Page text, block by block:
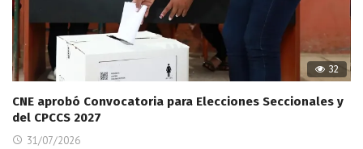
32
CNE aprobó Convocatoria para Elecciones Seccionales y
del CPCCS 2027
31/07/2026